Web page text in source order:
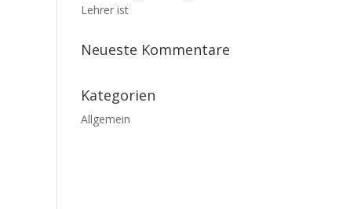
Lehrer ist
Neueste Kommentare
Kategorien
Allgemein